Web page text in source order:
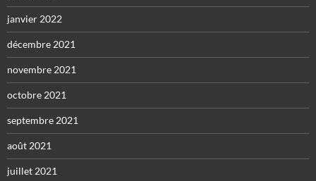
janvier 2022
décembre 2021
novembre 2021
octobre 2021
septembre 2021
août 2021
juillet 2021